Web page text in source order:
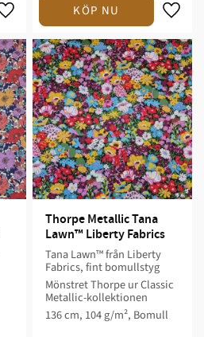
Thorpe Metallic Tana
Lawn™ Liberty Fabrics
Tana Lawn™ från Liberty
Fabrics, fint bomullstyg
Mönstret Thorpe ur Classic
Metallic-kollektionen
136 cm, 104 g/m², Bomull